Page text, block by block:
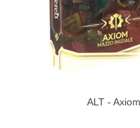
ALT -